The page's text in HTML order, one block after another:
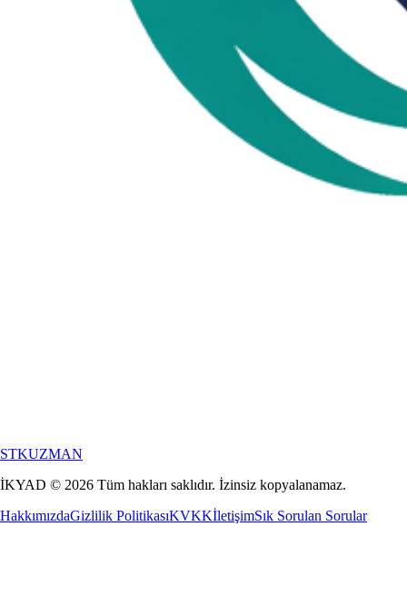
STKUZMAN
İKYAD © 2026 Tüm hakları saklıdır. İzinsiz kopyalanamaz.
HakkımızdaGizlilik PolitikasıKVKKİletişimSık Sorulan Sorular